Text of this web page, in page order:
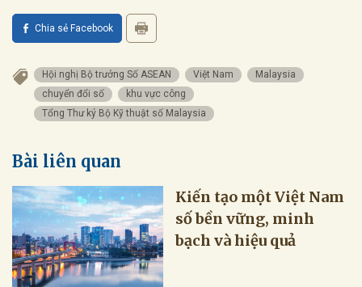
Chia sẻ Facebook
Hội nghị Bộ trưởng Số ASEAN Việt Nam
Malaysia
chuyển đổi số
khu vực công
Tổng Thư ký Bộ Kỹ thuật số Malaysia
Bài liên quan
Kiến tạo một Việt Nam
số bền vững, minh
bạch và hiệu quả